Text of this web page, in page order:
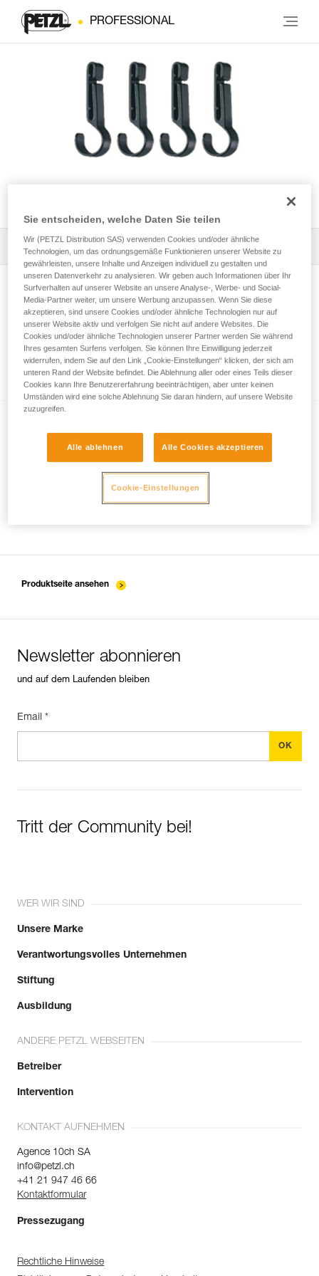
PROFESSIONAL
Alle technischen Anwendungen 2
Leuchtstärke oder Leuchtdauer
Energiemanagement: unterschiedliche
Produktseite ansehen
Newsletter abonnieren
und auf dem Laufenden bleiben
Email *
Tritt der Community bei!
WER WIR SIND
Unsere Marke
Verantwortungsvolles Unternehmen
Stiftung
Ausbildung
ANDERE PETZL WEBSEITEN
Betreiber
Intervention
KONTAKT AUFNEHMEN
Agence 10ch SA
info@petzl.ch
+41 21 947 46 66
Kontaktformular
Pressezugang
Rechtliche Hinweise
Sie entscheiden, welche Daten Sie teilen
Wir (PETZL Distribution SAS) verwenden Cookies und/oder ähnliche
Technologien, um das ordnungsgemäße Funktionieren unserer Website zu
gewährleisten, unsere Inhalte und Anzeigen individuell zu gestalten und
unseren Datenverkehr zu analysieren. Wir geben auch Informationen über Ihr
Surfverhalten auf unserer Website an unsere Analyse-, Werbe- und Social-
Media-Partner weiter, um unsere Werbung anzupassen. Wenn Sie diese
akzeptieren, sind unsere Cookies und/oder ähnliche Technologien nur auf
unserer Website aktiv und verfolgen Sie nicht auf andere Websites. Die
Cookies und/oder ähnliche Technologien unserer Partner werden Sie während
Ihres gesamten Surfens verfolgen. Sie können Ihre Einwilligung jederzeit
widerrufen, indem Sie auf den Link „Cookie-Einstellungen“ klicken, der sich am
unteren Rand der Website befindet. Die Ablehnung aller oder eines Teils dieser
Cookies kann Ihre Benutzererfahrung beeinträchtigen, aber unter keinen
Umständen wird eine solche Ablehnung Sie daran hindern, auf unsere Website
zuzugreifen.
Alle ablehnen Alle Cookies akzeptieren
Cookie-Einstellungen